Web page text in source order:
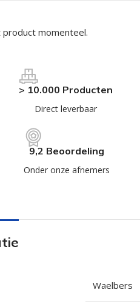
momenteel.
> 10.000 Producten
Direct leverbaar
9,2 Beoordeling
Onder onze afnemers
Waelbers